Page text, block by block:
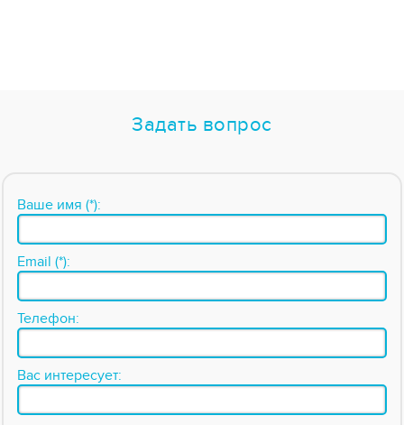
Задать вопрос
Ваше имя (*):
Email (*):
Телефон:
Вас интересует: